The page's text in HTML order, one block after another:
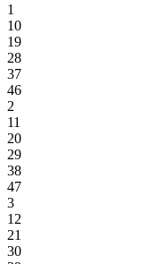
1
10
19
28
37
46
2
11
20
29
38
47
3
12
21
30